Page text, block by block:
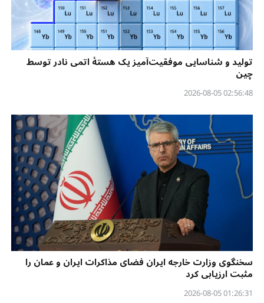
تولید و شناسایی موفقیت‌آمیز یک هستهٔ اتمی نادر توسط
چین
02:56:48 2026-08-05
سخنگوی وزارت خارجه ایران فضای مذاکرات ایران و عمان را
مثبت ارزیابی کرد
01:26:31 2026-08-05